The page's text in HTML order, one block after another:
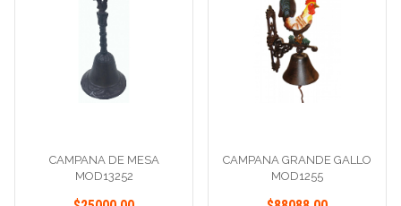
CAMPANA DE MESA
MOD13252
CAMPANA GRANDE GALLO
MOD1255